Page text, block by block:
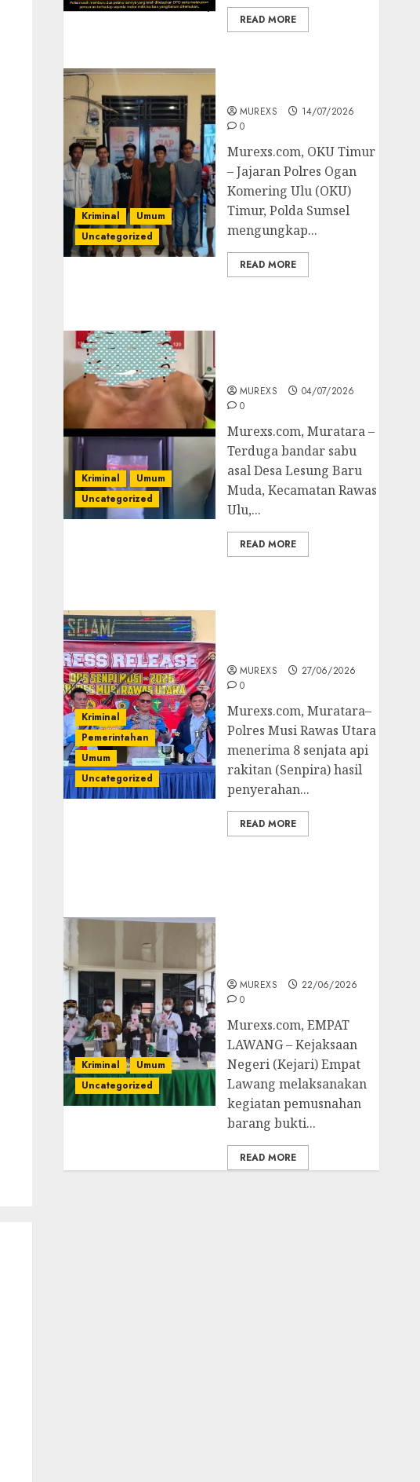
READ MORE
Kriminal
Umum
Uncategorized
MUREXS
14/07/2026
0
Murexs.com, OKU Timur
– Jajaran Polres Ogan
Komering Ulu (OKU)
Timur, Polda Sumsel
mengungkap...
READ MORE
Kriminal
Umum
Uncategorized
MUREXS
04/07/2026
0
Murexs.com, Muratara –
Terduga bandar sabu
asal Desa Lesung Baru
Muda, Kecamatan Rawas
Ulu,...
READ MORE
Kriminal
Pemerintahan
Umum
Uncategorized
MUREXS
27/06/2026
0
Murexs.com, Muratara–
Polres Musi Rawas Utara
menerima 8 senjata api
rakitan (Senpira) hasil
penyerahan...
READ MORE
Kriminal
Umum
Uncategorized
MUREXS
22/06/2026
0
‎Murexs.com, EMPAT
LAWANG – Kejaksaan
Negeri (Kejari) Empat
Lawang melaksanakan
kegiatan pemusnahan
barang bukti...
READ MORE